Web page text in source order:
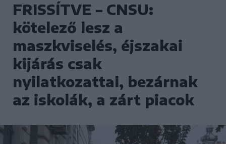
FRISSÍTVE – CNSU:
kötelező lesz a
maszkviselés, éjszakai
kijárás csak
nyilatkozattal, bezárnak
az iskolák, a zárt piacok